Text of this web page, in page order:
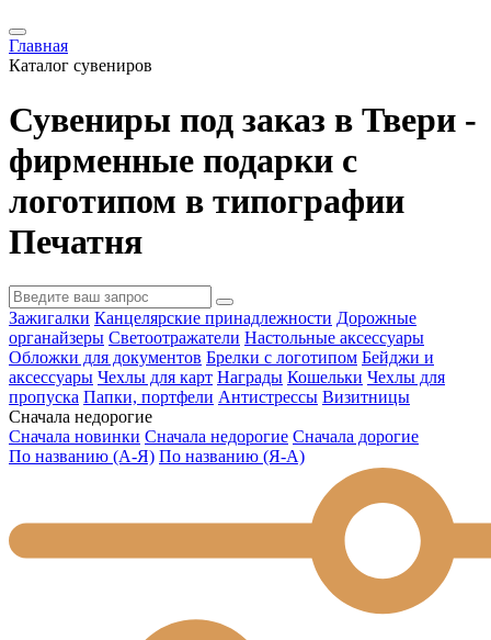
Главная
Каталог сувениров
Сувениры под заказ в Твери -
фирменные подарки с
логотипом в типографии
Печатня
Зажигалки Канцелярские принадлежности Дорожные
органайзеры Светоотражатели Настольные аксессуары
Обложки для документов Брелки с логотипом Бейджи и
аксессуары Чехлы для карт Награды Кошельки Чехлы для
пропуска Папки, портфели Антистрессы Визитницы
Сначала недорогие
Сначала новинки Сначала недорогие Сначала дорогие
По названию (А-Я) По названию (Я-А)